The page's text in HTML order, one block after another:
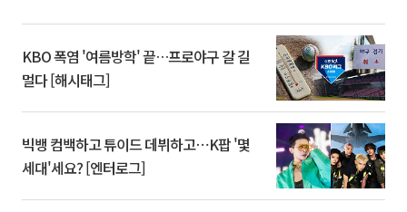
KBO 폭염 '여름방학' 끝…프로야구 갈 길
멀다 [해시태그]
빅뱅 컴백하고 튜이드 데뷔하고⋯K팝 '몇
세대'세요? [엔터로그]